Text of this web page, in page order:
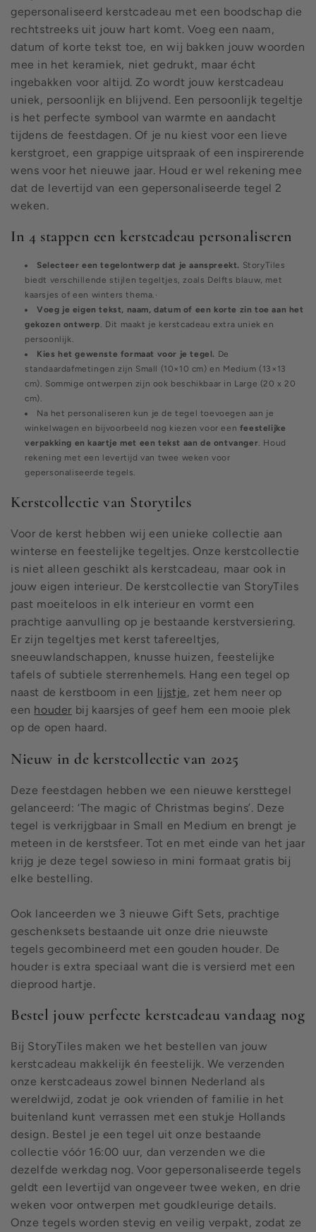
gepersonaliseerd kerstcadeau met een boodschap die
rechtstreeks uit jouw hart komt. Voeg een naam,
datum of korte tekst toe, en wij bakken jouw woorden
mee in het keramiek, niet gedrukt, maar écht
ingebakken voor altijd. Zo wordt jouw kerstcadeau
uniek, persoonlijk en blijvend. Een persoonlijk tegeltje
is het perfecte symbool van warmte en aandacht
tijdens de feestdagen. Of je nu kiest voor een lieve
kerstgroet, een grappige uitspraak of een inspirerende
wens voor het nieuwe jaar. Houd er wel rekening mee
dat de levertijd van een gepersonaliseerde tegel 2
weken.
In 4 stappen een kerstcadeau personaliseren
Selecteer een tegelontwerp dat je aanspreekt. StoryTiles
biedt verschillende stijlen tegeltjes, zoals Delfts blauw, met
kaarsjes of een winters thema.·
Voeg je eigen tekst, naam, datum of een korte zin toe aan het
gekozen ontwerp. Dit maakt je kerstcadeau extra uniek en
persoonlijk.
Kies het gewenste formaat voor je tegel. De
standaardafmetingen zijn Small (10×10 cm) en Medium (13×13
cm). Sommige ontwerpen zijn ook beschikbaar in Large (20 x 20
cm).
Na het personaliseren kun je de tegel toevoegen aan je
winkelwagen en bijvoorbeeld nog kiezen voor een feestelijke
verpakking en kaartje met een tekst aan de ontvanger. Houd
rekening met een levertijd van twee weken voor
gepersonaliseerde tegels.
Kerstcollectie van Storytiles
Voor de kerst hebben wij een unieke collectie aan
winterse en feestelijke tegeltjes. Onze kerstcollectie
is niet alleen geschikt als kerstcadeau, maar ook in
jouw eigen interieur. De kerstcollectie van StoryTiles
past moeiteloos in elk interieur en vormt een
prachtige aanvulling op je bestaande kerstversiering.
Er zijn tegeltjes met kerst tafereeltjes,
sneeuwlandschappen, knusse huizen, feestelijke
tafels of subtiele sterrenhemels. Hang een tegel op
naast de kerstboom in een lijstje , zet hem neer op
een houder bij kaarsjes of geef hem een mooie plek
op de open haard.
Nieuw in de kerstcollectie van 2025
Deze feestdagen hebben we een nieuwe kersttegel
gelanceerd: ‘The magic of Christmas begins’. Deze
tegel is verkrijgbaar in Small en Medium en brengt je
meteen in de kerstsfeer. Tot en met einde van het jaar
krijg je deze tegel sowieso in mini formaat gratis bij
elke bestelling.
Ook lanceerden we 3 nieuwe Gift Sets, prachtige
geschenksets bestaande uit onze drie nieuwste
tegels gecombineerd met een gouden houder. De
houder is extra speciaal want die is versierd met een
dieprood hartje.
Bestel jouw perfecte kerstcadeau vandaag nog
Bij StoryTiles maken we het bestellen van jouw
kerstcadeau makkelijk én feestelijk. We verzenden
onze kerstcadeaus zowel binnen Nederland als
wereldwijd, zodat je ook vrienden of familie in het
buitenland kunt verrassen met een stukje Hollands
design. Bestel je een tegel uit onze bestaande
collectie vóór 16:00 uur, dan verzenden we die
dezelfde werkdag nog. Voor gepersonaliseerde tegels
geldt een levertijd van ongeveer twee weken, en drie
weken voor ontwerpen met goudkleurige details.
Onze tegels worden stevig en veilig verpakt, zodat ze